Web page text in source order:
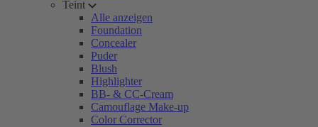
Teint
Alle anzeigen
Foundation
Concealer
Puder
Blush
Highlighter
BB- & CC-Cream
Camouflage Make-up
Color Corrector